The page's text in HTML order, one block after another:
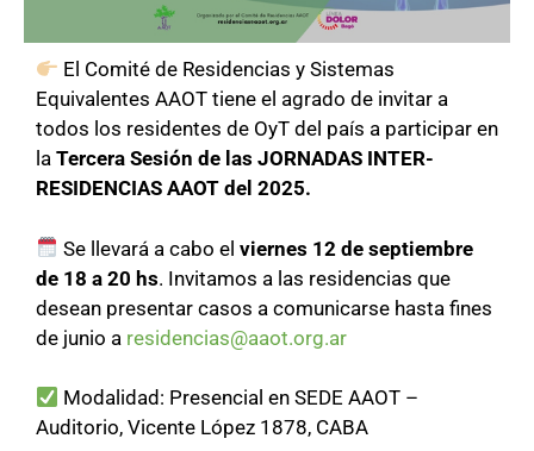
El Comité de Residencias y Sistemas
Equivalentes AAOT tiene el agrado de invitar a
todos los residentes de OyT del país a participar en
la Tercera Sesión de las JORNADAS INTER-
RESIDENCIAS AAOT del 2025.
Se llevará a cabo elviernes 12 de septiembre
de 18 a 20 hs. Invitamos a las residencias que
desean presentar casos a comunicarse hasta fines
de junio a residencias@aaot.org.ar
Modalidad: Presencial en SEDE AAOT –
Auditorio, Vicente López 1878, CABA